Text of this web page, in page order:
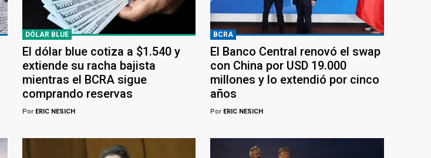
DÓLAR BLUE
El dólar blue cotiza a $1.540 y
extiende su racha bajista
mientras el BCRA sigue
comprando reservas
PorERIC NESICH
BCRA
El Banco Central renovó el swap
con China por USD 19.000
millones y lo extendió por cinco
años
Por ERIC NESICH